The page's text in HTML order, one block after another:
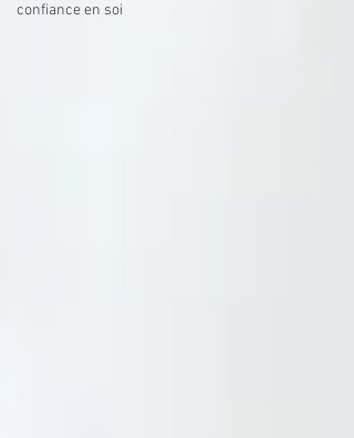
confiance en soi